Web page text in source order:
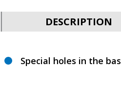
DESCRIPTION
Special holes in the